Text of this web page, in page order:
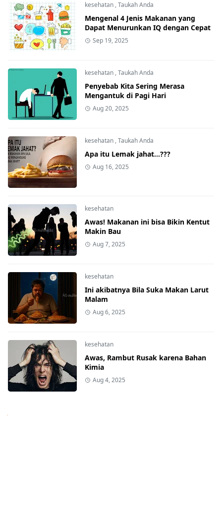
kesehatan,Taukah Anda
Mengenal 4 Jenis Makanan yang
Dapat Menurunkan IQ dengan Cepat
Sep 19, 2025
kesehatan,Taukah Anda
Penyebab Kita Sering Merasa
Mengantuk di Pagi Hari
Aug 20, 2025
kesehatan,Taukah Anda
Apa itu Lemak jahat...???
Aug 16, 2025
kesehatan
Awas! Makanan ini bisa Bikin Kentut
Makin Bau
Aug 7, 2025
kesehatan
Ini akibatnya Bila Suka Makan Larut
Malam
Aug 6, 2025
kesehatan
Awas, Rambut Rusak karena Bahan
Kimia
Aug 4, 2025